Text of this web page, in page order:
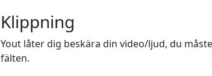
Klippning
Yout låter dig beskära din video/ljud, du
fälten.